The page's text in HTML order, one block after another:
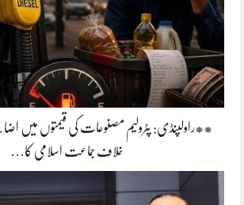
**راولپنڈی: پٹرولیم مصنوعات کی قیمتوں میں
خلاف جماعت اسلامی کا…